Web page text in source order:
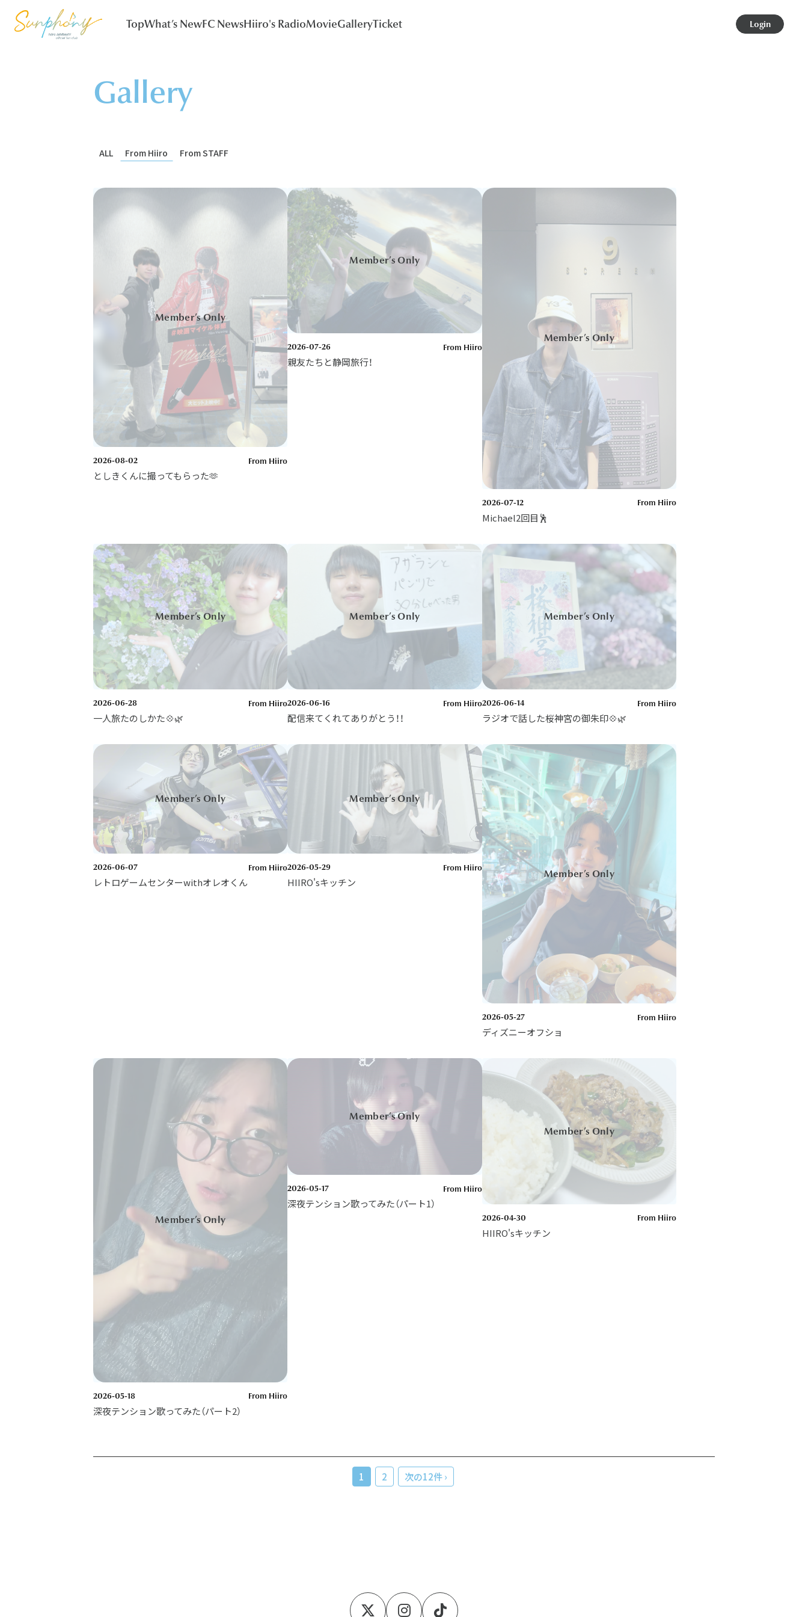
Login
TopWhat’s NewFC NewsHiiro's RadioMovieGalleryTicket
Gallery
ALL From Hiiro From STAFF
2026-08-02 From Hiiro
としきくんに撮ってもらった🫶
2026-07-26 From Hiiro
親友たちと静岡旅行！
2026-07-12 From Hiiro
Michael2回目🕺
2026-06-28 From Hiiro
一人旅たのしかた💠🌿‬
2026-06-16 From Hiiro
配信来てくれてありがとう！！
2026-06-14 From Hiiro
ラジオで話した桜神宮の御朱印💠🌿‬
2026-06-07 From Hiiro
レトロゲームセンターwithオレオくん
2026-05-29 From Hiiro
HIIRO'sキッチン
2026-05-27 From Hiiro
ディズニーオフショ
2026-05-18 From Hiiro
深夜テンション歌ってみた（パート2）
2026-05-17 From Hiiro
深夜テンション歌ってみた（パート1）
2026-04-30 From Hiiro
HIIRO'sキッチン
1 2 次の12件 ›